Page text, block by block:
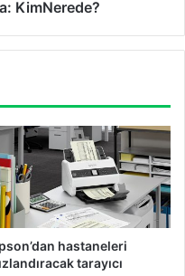
KimNerede?
hastaneleri
tarayıcı